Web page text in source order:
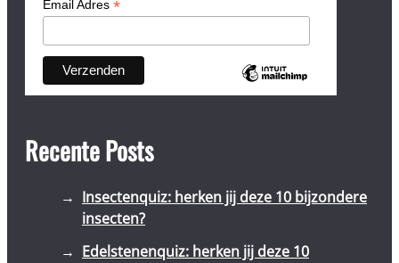
Email Adres *
Recente Posts
Insectenquiz: herken jij deze 10 bijzondere
insecten?
Edelstenenquiz: herken jij deze 10